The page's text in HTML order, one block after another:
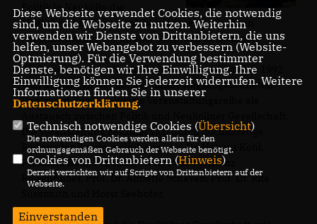
Politik in Neukölln die
Möglichkeit zu geben, mit besonderen politischen
Persönlichkeiten ins direkte Gespräch zu kommen.
Die Veranstaltung "Neuköllner Gespräche" ist eine 1992
vom damaligen Neuköllner Bundestagsabgeordneten
Dankward Buwitt initiierte Veranstaltungsreihe als
Die Veranstaltung zeichnet sich durch hochkarätige
Redner der Bundespolitik aus, u.a. Dr. Helmut Kohl,
Friedrich Bohl, Friedrich Merz, Prof. Dr. Heinz
Riesenhuber, Prof. Dr. Annette Schavan, Prof. Dr. Rita
Diese Webseite verwendet Cookies, die notwendig
sind, um die Webseite zu nutzen. Weiterhin
verwenden wir Dienste von Drittanbietern, die uns
helfen, unser Webangebot zu verbessern (Website-
Optmierung). Für die Verwendung bestimmter
Dienste, benötigen wir Ihre Einwilligung. Ihre
Einwilligung können Sie jederzeit widerrufen. Weitere
Informationen finden Sie in unserer
Datenschutzerklärung.
Technisch notwendige Cookies (Übersicht)
Die notwendigen Cookies werden allein für den
ordnungsgemäßen Gebrauch der Webseite benötigt.
Cookies von Drittanbietern (Hinweis)
Derzeit verzichten wir auf Scripte von Drittanbietern auf der
Webseite.
Einverstanden